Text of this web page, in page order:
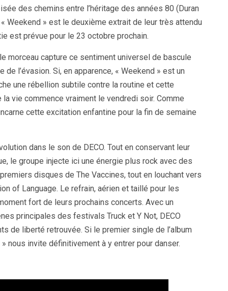
des chemins entre l’héritage des années 80 (Duran
Weekend » est le deuxième extrait de leur très attendu
est prévue pour le 23 octobre prochain.
morceau capture ce sentiment universel de bascule
l’évasion. Si, en apparence, « Weekend » est un
une rébellion subtile contre la routine et cette
vie commence vraiment le vendredi soir. Comme
cette excitation enfantine pour la fin de semaine
dans le son de DECO. Tout en conservant leur
le groupe injecte ici une énergie plus rock avec des
disques de The Vaccines, tout en louchant vers
of Language. Le refrain, aérien et taillé pour les
fort de leurs prochains concerts. Avec un
principales des festivals Truck et Y Not, DECO
de liberté retrouvée. Si le premier single de l’album
nous invite définitivement à y entrer pour danser.